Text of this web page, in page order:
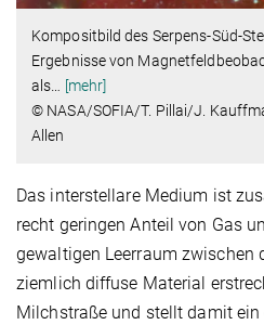
Kompositbild des Serpens-Süd-
Ergebnisse von
als… [mehr]
© NASA/SOFIA/T. Pillai/J.
Allen
Das interstellare Medium ist
recht geringen Anteil von Gas
gewaltigen Leerraum zwischen
ziemlich diffuse Material
Milchstraße und stellt damit ein